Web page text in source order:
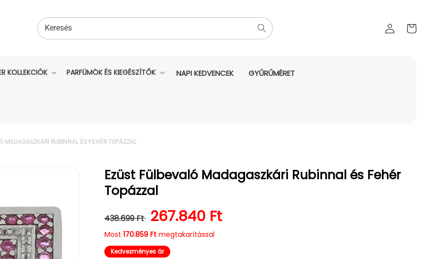
Bejelentkezés
kosara
Keresés
KOLLEKCIÓK PARFÜMÖK ÉS KIEGÉSZÍTŐK NAPI KEDVENCEK GYŰRŰMÉRET
MADAGASZKÁRI RUBINNAL ÉS FEHÉR TOPÁZZAL
Ezüst Fülbevaló Madagaszkári Rubinnal és Fehér
Topázzal
Normál ár
438.699 FtKedvezményes ár
267.840 Ft
Most 170.859 Ftmegtakarítással
Kedvezményes ár